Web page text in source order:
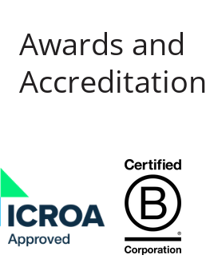
Awards and
Accreditation